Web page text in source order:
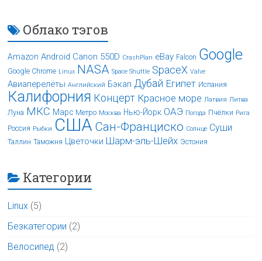
Облако тэгов
Amazon Android Canon 550D CrashPlan eBay Falcon Google
Google Chrome Linux NASA Space Shuttle SpaceX Valve
Авиаперелёты Английский Бэкап Дубай Египет Испания
Калифорния Концерт Красное море Латвия Литва
Луна МКС Марс Метро Москва Нью-Йорк ОАЭ Погода Пчёлки Рига
Россия Рыбки США Сан-Франциско Солнце Суши
Таллин Таможня Цветочки Шарм-эль-Шейх Эстония
Категории
Linux (5)
Безкатегории (2)
Велосипед (2)